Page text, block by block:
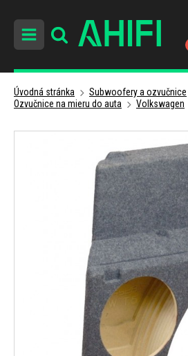
Úvodná stránka Subwoofery a ozvučnice
Ozvučnice na mieru do auta
Volkswagen